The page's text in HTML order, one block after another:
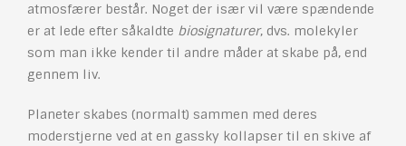
atmosfærer består. Noget der især vil være spændende
er at lede efter såkaldte biosignaturer, dvs. molekyler
som man ikke kender til andre måder at skabe på, end
gennem liv.
Planeter skabes (normalt) sammen med deres
moderstjerne ved at en gassky kollapser til en skive af